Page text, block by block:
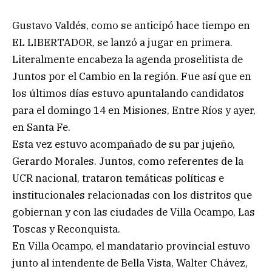
Gustavo Valdés, como se anticipó hace tiempo en
EL LIBERTADOR, se lanzó a jugar en primera.
Literalmente encabeza la agenda proselitista de
Juntos por el Cambio en la región. Fue así que en
los últimos días estuvo apuntalando candidatos
para el domingo 14 en Misiones, Entre Ríos y ayer,
en Santa Fe.
Esta vez estuvo acompañado de su par jujeño,
Gerardo Morales. Juntos, como referentes de la
UCR nacional, trataron temáticas políticas e
institucionales relacionadas con los distritos que
gobiernan y con las ciudades de Villa Ocampo, Las
Toscas y Reconquista.
En Villa Ocampo, el mandatario provincial estuvo
junto al intendente de Bella Vista, Walter Chávez,